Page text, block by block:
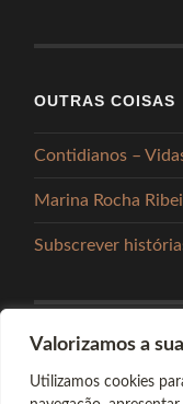
Valorizamos a
Utilizamos cookies
OUTRAS COISAS
Contidianos –
Marina Rocha
Subscrever